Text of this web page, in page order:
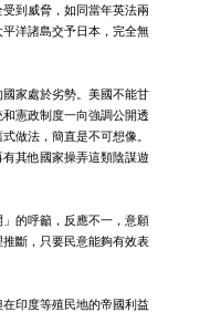
到威脅，如同當年英法兩
洋諸島交予日本，完全無
家處於劣勢。美國不能甘
憲政制度一向強調公開透
做法，簡直是不可想像。
其他國家操弄這類陰謀遊
的呼籲，反應不一，意願
斷，只要民意能夠有效表
印度等殖民地的帝國利益